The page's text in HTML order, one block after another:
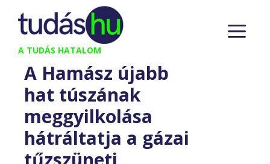
Kilépés
tartalomba
A TUDÁS HATALOM
A Hamász újabb
hat túszának
meggyilkolása
hátráltatja a gázai